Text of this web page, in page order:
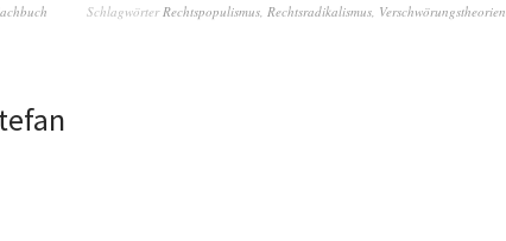
Schlagwörter Rechtspopulismus Rechtsradikalismus Verschwörungstheorien